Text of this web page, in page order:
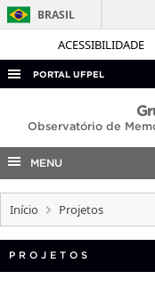
ACESSIBILIDADE
BRASIL
PORTAL UFPEL
ACESSO À INFORMAÇÃO
COBALTO
CONCURSOS
EDITAIS
INTERNACIONAL
Observatório de
MENU
Início Projetos
PROJETOS